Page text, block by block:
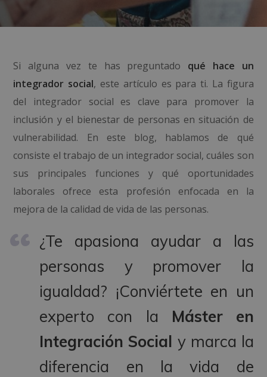
Si alguna vez te has preguntado qué hace un
integrador social, este artículo es para ti. La figura
del integrador social es clave para promover la
inclusión y el bienestar de personas en situación de
vulnerabilidad. En este blog, hablamos de qué
consiste el trabajo de un integrador social, cuáles son
sus principales funciones y qué oportunidades
laborales ofrece esta profesión enfocada en la
mejora de la calidad de vida de las personas.
¿Te apasiona ayudar a las
personas y promover la
igualdad? ¡Conviértete en un
experto con la Máster en
Integración Social y marca la
diferencia en la vida de